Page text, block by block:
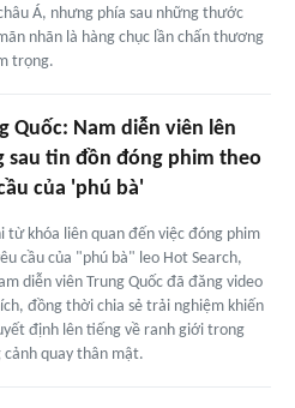
Á, nhưng phía sau những thước
nhãn là hàng chục lần chấn thương
trọng.
Quốc: Nam diễn viên lên
sau tin đồn đóng phim theo
của 'phú bà'
từ khóa liên quan đến việc đóng phim
cầu của "phú bà" leo Hot Search,
diễn viên Trung Quốc đã đăng video
đồng thời chia sẻ trải nghiệm khiến
định lên tiếng về ranh giới trong
cảnh quay thân mật.